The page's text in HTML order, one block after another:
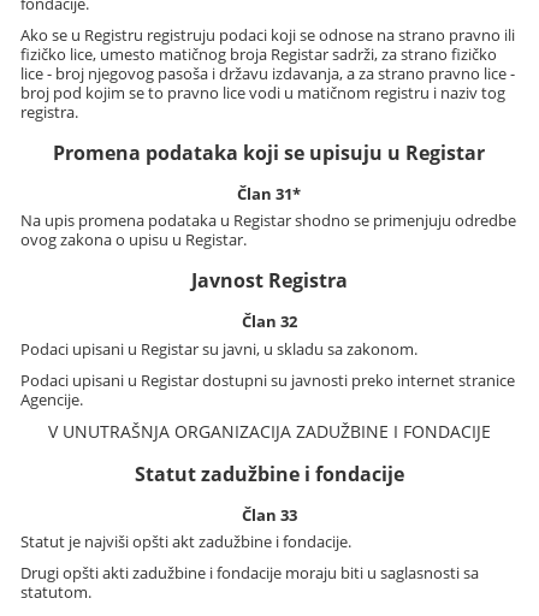
Ako se u Registru registruju podaci koji se odnose na strano pravno ili
fizičko lice, umesto matičnog broja Registar sadrži, za strano fizičko
lice - broj njegovog pasoša i državu izdavanja, a za strano pravno lice -
broj pod kojim se to pravno lice vodi u matičnom registru i naziv tog
registra.
Promena podataka koji se upisuju u Registar
Član 31*
Na upis promena podataka u Registar shodno se primenjuju odredbe
ovog zakona o upisu u Registar.
Javnost Registra
Član 32
Podaci upisani u Registar su javni, u skladu sa zakonom.
Podaci upisani u Registar dostupni su javnosti preko internet stranice
Agencije.
V UNUTRAŠNJA ORGANIZACIJA ZADUŽBINE I FONDACIJE
Statut zadužbine i fondacije
Član 33
Statut je najviši opšti akt zadužbine i fondacije.
Drugi opšti akti zadužbine i fondacije moraju biti u saglasnosti sa
statutom.